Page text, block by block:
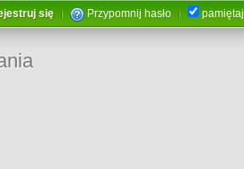
się Przypomnij hasło pamiętaj